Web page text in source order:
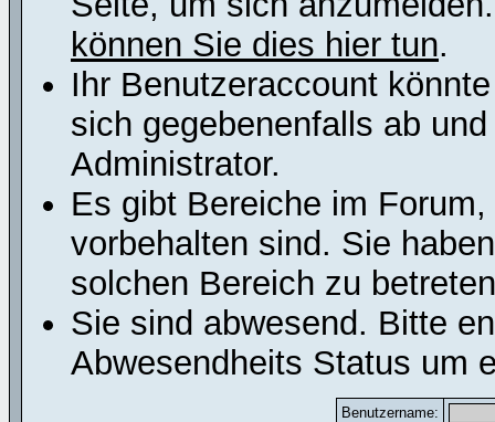
können Sie dies hier tun.
Ihr Benutzeraccount
sich gegebenenfalls ab
Administrator.
Es gibt Bereiche im
vorbehalten sind. Sie
solchen Bereich zu
Sie sind abwesend. Bitte
Abwesendheits Status um
Benutzername: